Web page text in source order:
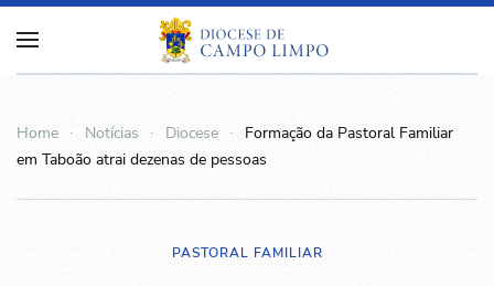
Home Notícias Diocese
Formação da Pastoral Familiar
em Taboão atrai dezenas de pessoas
PASTORAL FAMILIAR